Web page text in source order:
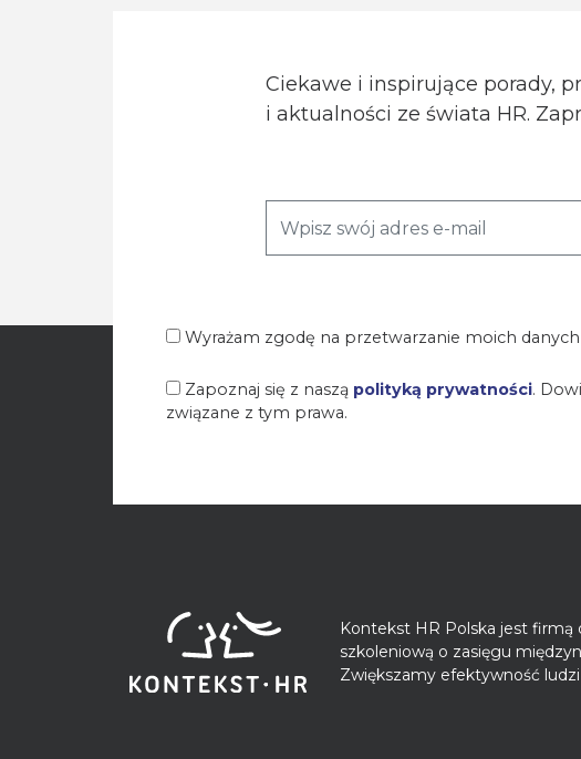
Ciekawe i inspirujące porady,
i aktualności ze świata HR.
Wyrażam zgodę na przetwarzanie moich
Zapoznaj się z naszą polityką prywatności.
związane z tym prawa.
Kontekst HR Polska jest firmą
szkoleniową o zasięgu
Zwiększamy efektywność